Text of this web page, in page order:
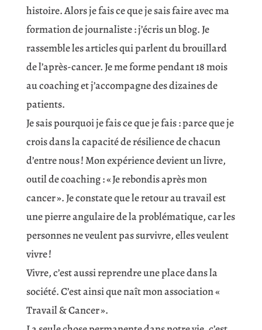
histoire. Alors je fais ce que je sais faire avec ma
formation de journaliste : j’écris un blog. Je
rassemble les articles qui parlent du brouillard
de l’après-cancer. Je me forme pendant 18 mois
au coaching et j’accompagne des dizaines de
patients.
Je sais pourquoi je fais ce que je fais : parce que je
crois dans la capacité de résilience de chacun
d’entre nous ! Mon expérience devient un livre,
outil de coaching : « Je rebondis après mon
cancer ». Je constate que le retour au travail est
une pierre angulaire de la problématique, car les
personnes ne veulent pas survivre, elles veulent
vivre !
Vivre, c’est aussi reprendre une place dans la
société. C’est ainsi que naît mon association «
Travail & Cancer ».